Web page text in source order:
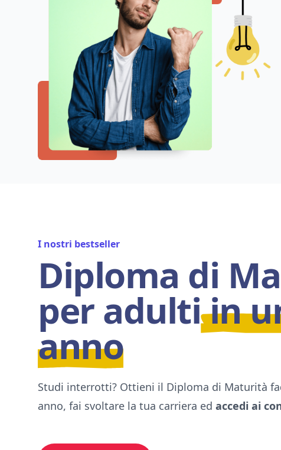
I nostri bestseller
Diploma di
per adultiin
anno
Studi interrotti? Ottieni il Diploma di Maturità
anno, fai svoltare la tua carriera ed accedi ai